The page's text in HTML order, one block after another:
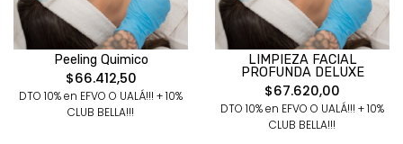
Peeling Quimico
$66.412,50
DTO 10% en EFVO O UALÁ!!! + 10%
CLUB BELLA!!!
LIMPIEZA FACIAL
PROFUNDA DELUXE
$67.620,00
DTO 10% en EFVO O UALÁ!!! + 10%
CLUB BELLA!!!